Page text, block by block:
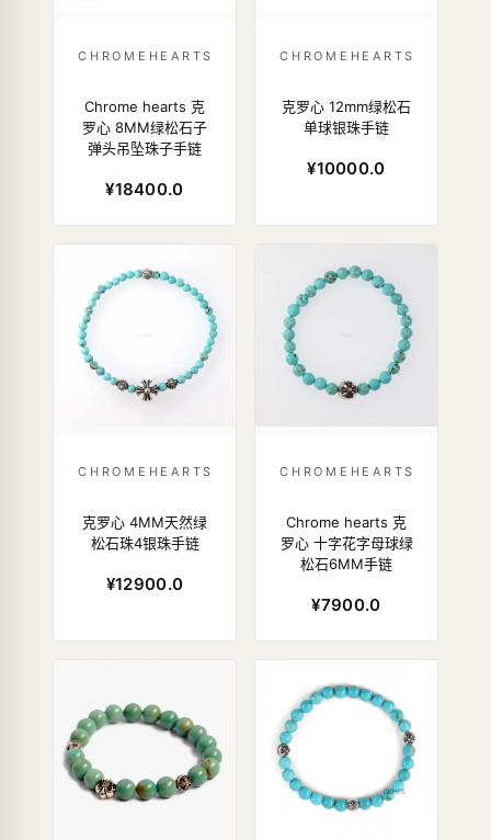
CHROMEHEARTS
Chrome hearts 克
罗心 8MM绿松石子
弹头吊坠珠子手链
¥18400.0
CHROMEHEARTS
克罗心 12mm绿松石
单球银珠手链
¥10000.0
CHROMEHEARTS
克罗心 4MM天然绿
松石珠4银珠手链
¥12900.0
CHROMEHEARTS
Chrome hearts 克
罗心 十字花字母球绿
松石6MM手链
¥7900.0